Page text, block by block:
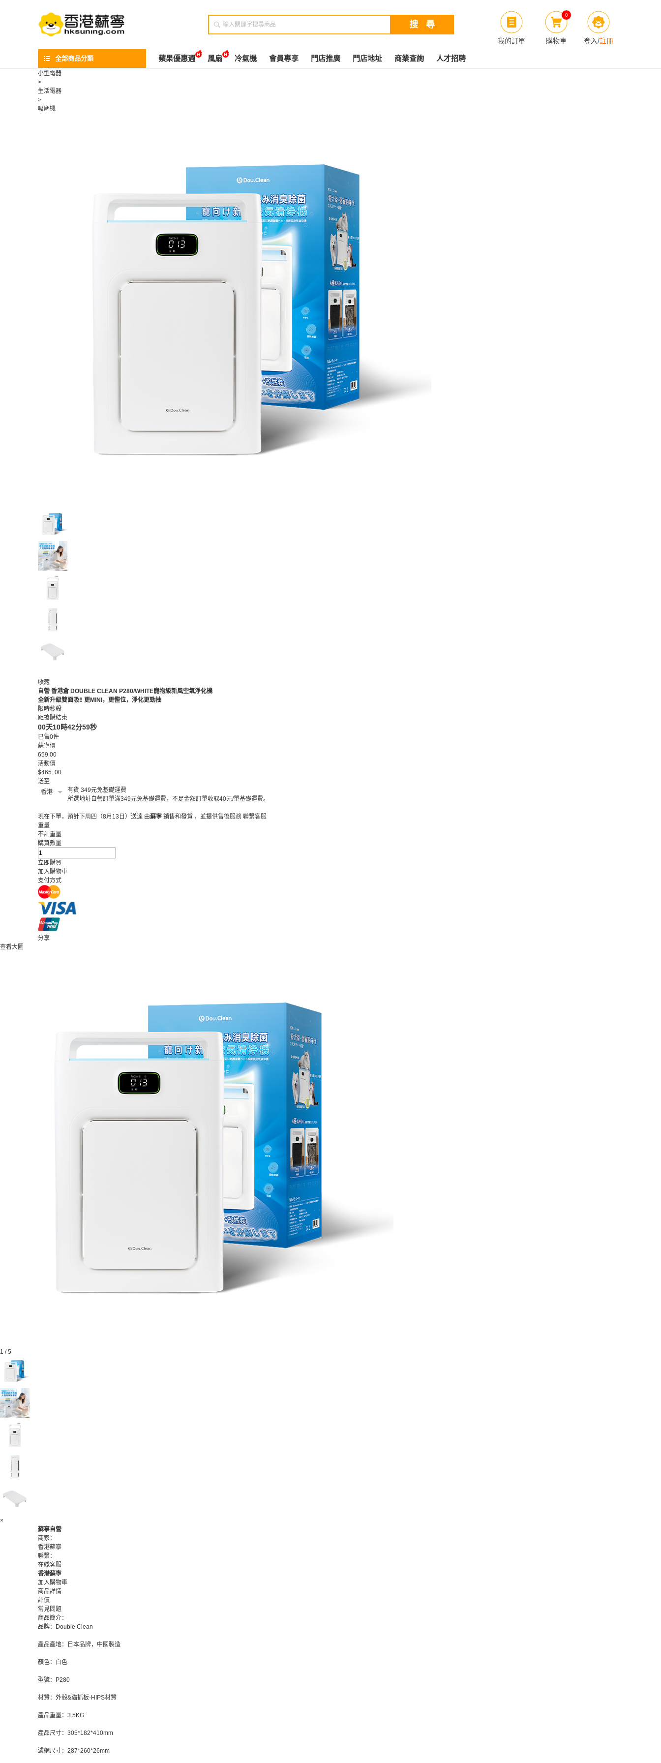
我的訂單
0
購物車 登入/註冊

全部商品分類 蘋果優惠週 風扇 冷氣機 會員專享 門店推廣 門店地址 商業查詢 人才招聘
小型電器
>
生活電器
>
吸塵機
收藏
自營 香港倉 DOUBLE CLEAN P280/WHITE寵物級新風空氣淨化機
全新升級雙面吸‼️ 更MINI，更慳位，淨化更勁抽
限時秒殺
距搶購結束
00天10時42分58秒
已售0件
蘇寧價
659.00
活動價
$465. 00
送至
香港
有貨 349元免基礎運費
所選地址自營訂單滿349元免基礎運費，不足金額訂單收取40元/單基礎運費。
現在下單，預計下周四（8月13日）送達 由蘇寧 銷售和發貨 ，並提供售後服務 聯繫客服
重量
不計重量
購買數量
立即購買
加入購物車
支付方式
分享
查看大圖
1 /5
×
蘇寧自營
商家：
香港蘇寧
聯繫：
在綫客服
香港蘇寧
加入購物車
商品詳情
評價
常見問題
商品簡介：
品牌：Double Clean
產品產地：日本品牌，中國製造
顏色：白色
型號：P280
材質：外殼&貓抓板-HIPS材質
產品重量：3.5KG
產品尺寸：305*182*410mm
濾網尺寸：287*260*26mm